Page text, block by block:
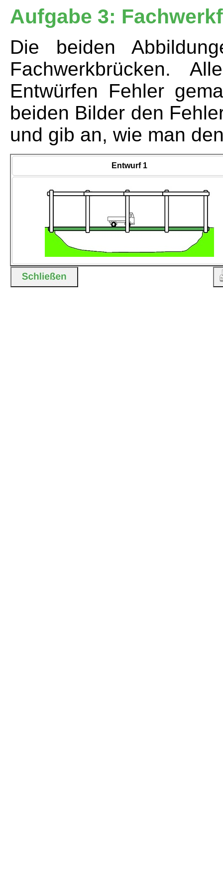
Aufgabe 3:
Die beiden
Fachwerkbrücken.
Entwürfen Fehler
beiden Bilder den
und gib an, wie man
Entwurf 1